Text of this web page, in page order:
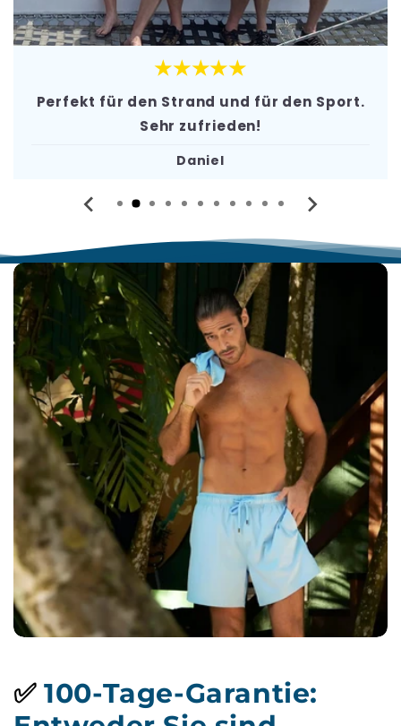
★★★★★
Endlich Badeshorts, die nicht scheuern.
von 10 Punkten!
✅100-Tage-Garantie: